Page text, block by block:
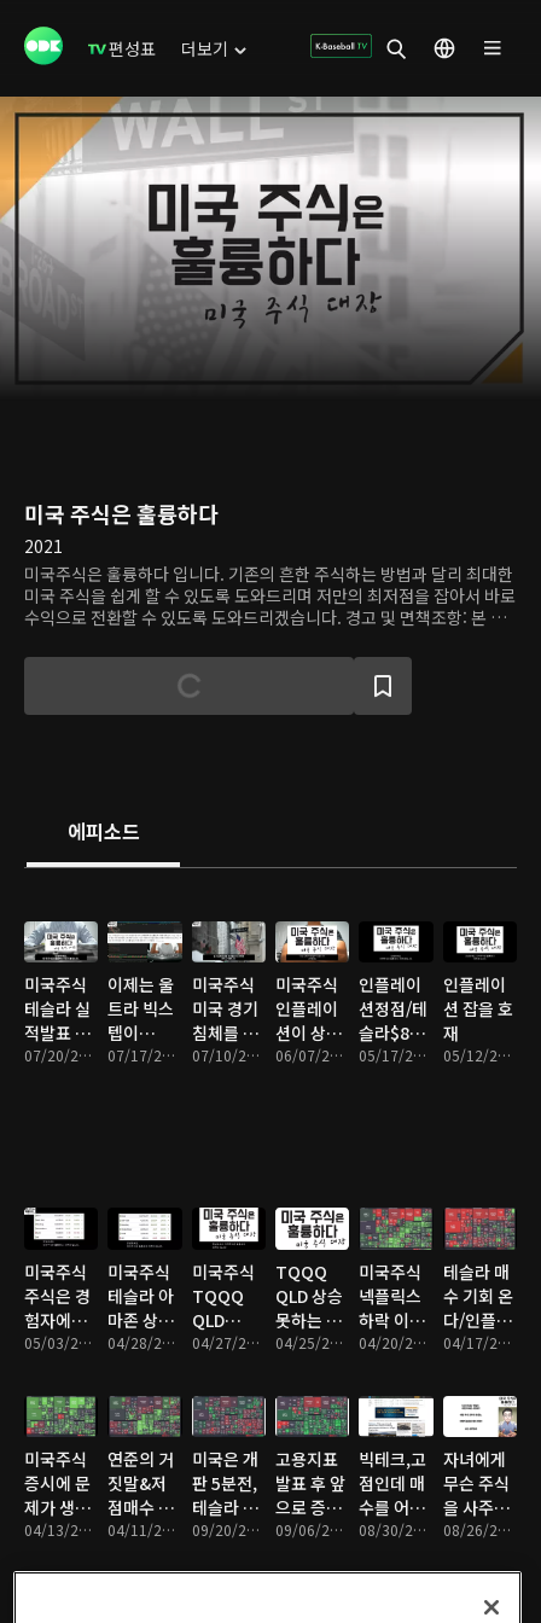
편성표 더보기
미국 주식은 훌륭하다
2021
미국주식은 훌륭하다 입니다. 기존의 흔한 주식하는 방법과 달리 최대한
미국 주식을 쉽게 할 수 있도록 도와드리며 저만의 최저점을 잡아서 바로
수익으로 전환할 수 있도록 도와드리겠습니다. 경고 및 면책조항: 본 영
시된 어떤 정보나 내용을 따라하지 마십시오. 본 영상의 목적은 개인의
투자 일상과 개인 의견을 보여주는 것으로 '엔터테인먼트' 즉 '오락'에 그
목적이 있습니다. 어떤 주식 거래나 다른 형태의 투자와 관련된 결정은
(투자 상품)에 대한 권유나 매수 및 매도 추천의 의도가 없습니다. 온디맨
드코리아는 이를 근거로 행해진 주식거래(투자)에 대해 책임이 없으며,
에피소드
미국주식
테슬라 실
적발표 후
기대 주가
07/20/2022 • 13분
이제는 울
트라 빅스
텝이
다/CPI 별
07/17/2022 • 12분
미국주식
미국 경기
침체를 피
하지 못한
07/10/2022 • 13분
미국주식
인플레이
션이 상승
할 것 같습
06/07/2022 • 10분
인플레이
션정점/테
슬라$800
넘는다/중
05/17/2022 • 10분
인플레이
션 잡을 호
재
05/12/2022 • 11분
미국주식
주식은 경
험자에게/
매수이렇
요/TQQQ,QLD,USD,SSO
05/03/2022 • 12분
미국주식
테슬라 아
마존 상승
필요/GDP
04/28/2022 • 7분
미국주식
TQQQ
QLD
SPXL 물
니다.
04/27/2022 • 10분
TQQQ
QLD 상승
못하는 이
유/드러운
추천분 보
세요
04/25/2022 • 10분
미국주식
넥플릭스
하락 이
유/SPOT
폭락은 없
다
04/20/2022 • 12분
테슬라 매
수 기회 온
다/인플레
이션 정점
04/17/2022 • 11분
미국주식
증시에 문
제가 생기
면 매수하
04/13/2022 • 10분
연준의 거
짓말&저
점매수 방
법
04/11/2022 • 12분
미국은 개
판 5분전,
테슬라 상
승 준비 완
09/20/2021 • 11분
고용지표
발표 후 앞
으로 증시
시나리오09/06/2021 • 8분
빅테크,고
점인데 매
수를 어떻
게 할까?08/30/2021 • 11분
자녀에게
무슨 주식
을 사주
지?
08/26/2021 • 8분